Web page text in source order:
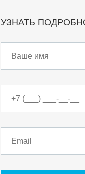
О КОМПАНИИ
УЗНАТЬ